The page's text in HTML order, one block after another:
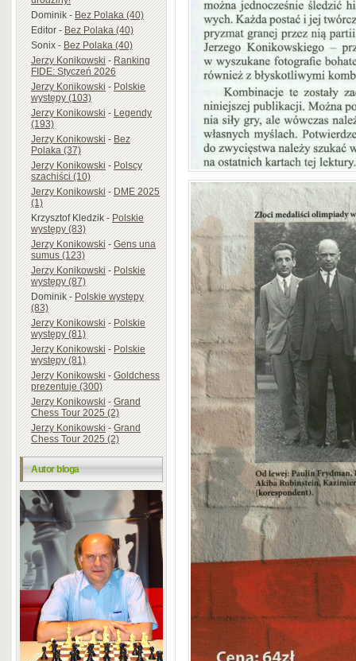
Dominik-Bez Polaka (40)
Editor-Bez Polaka (40)
Sonix-Bez Polaka (40)
Jerzy Konikowski-Ranking
FIDE: Styczeń 2026
Jerzy Konikowski-Polskie
występy (103)
Jerzy Konikowski-Legendy
(193)
Jerzy Konikowski-Bez
Polaka (37)
Jerzy Konikowski-Polscy
szachiści (10)
Jerzy Konikowski-DME 2025
(1)
Krzysztof Kledzik-Polskie
występy (83)
Jerzy Konikowski-Gens una
sumus (123)
Jerzy Konikowski-Polskie
występy (87)
Dominik-Polskie występy
(83)
Jerzy Konikowski-Polskie
występy (81)
Jerzy Konikowski-Polskie
występy (81)
Jerzy Konikowski-Goldchess
prezentuje (300)
Jerzy Konikowski-Grand
Chess Tour 2025 (2)
Jerzy Konikowski-Grand
Chess Tour 2025 (2)
Autor bloga